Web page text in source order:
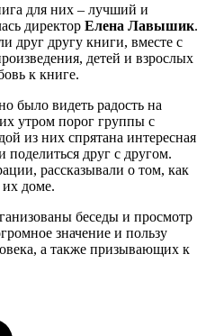
для них – лучший и
директор Елена Лавышик.
друг другу книги, вместе с
детей и взрослых
к книге.
было видеть радость на
утром порог группы с
из них спрятана интересная
поделиться друг с другом.
рассказывали о том, как
их доме.
беседы и просмотр
значение и пользу
а также призывающих к